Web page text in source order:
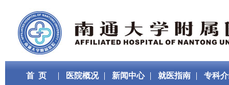
首 页 医院概况 新闻中心 就医指南 专科